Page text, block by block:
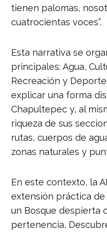
tienen palomas,
cuatrocientas voces”.
Esta narrativa se
principales: Agua,
Recreación y
explicar una forma
Chapultepec y, al
riqueza de sus
rutas, cuerpos de
zonas naturales y
En este contexto, la
extensión práctica de
un Bosque despierta
pertenencia,